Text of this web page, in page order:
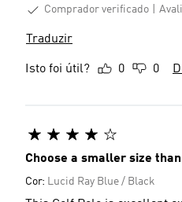
Comprador verificado
Traduzir
Isto foi útil? 0 0
Choose a smaller size
Cor: Lucid Ray Blue / Black